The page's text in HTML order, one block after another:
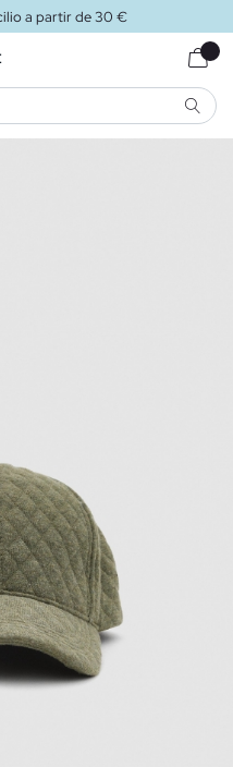
a partir de 30 €